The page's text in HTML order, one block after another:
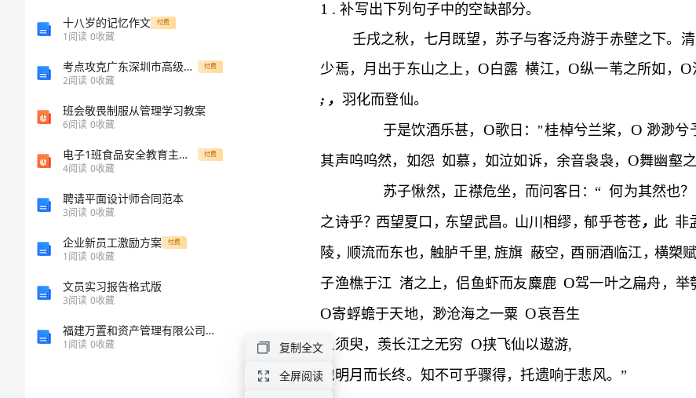
记》-2023
十八岁的记忆作文 付费
1阅读 0收藏
考点攻克广东深圳市高级中学北师大版物理九年级第十一章简单电路专题攻克试题（含答案解析） 付费
2阅读 0收藏
班会敬畏制服从管理学习教案
6阅读 0收藏
电子1班食品安全教育主题班会ppt课件 付费
4阅读 0收藏
聘请平面设计师合同范本
3阅读 0收藏
企业新员工激励方案 付费
1阅读 0收藏
文员实习报告格式版
3阅读 0收藏
福建万置和资产管理有限公司介绍企业发展分析报告
1阅读 0收藏
1 .
;， 羽化而登仙。
复制全文
全屏阅读